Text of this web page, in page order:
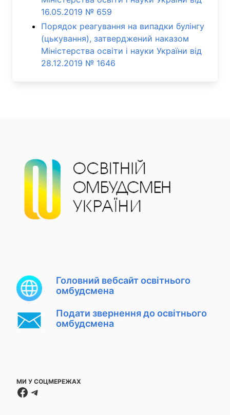
16.05.2019 № 659
Порядок реагування на випадки булінгу
(цькування), затверджений наказом
Міністерства освіти і науки України від
28.12.2019 № 1646
Головний вебсайт освітнього
омбудсмена
Подати звернення до освітнього
омбудсмена
МИ У СОЦМЕРЕЖАХ
Facebook
Telegram